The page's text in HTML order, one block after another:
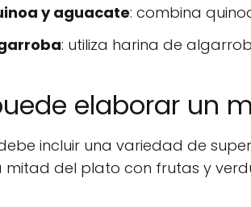
y aguacate: combina
: utiliza harina de
elaborar un
incluir una variedad de
mitad del plato con frutas y